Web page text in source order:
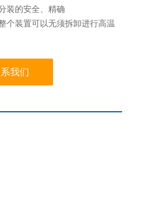
装的安全、精确
个装置可以无须拆卸进行高温
体进入，防渗漏盖，
我们